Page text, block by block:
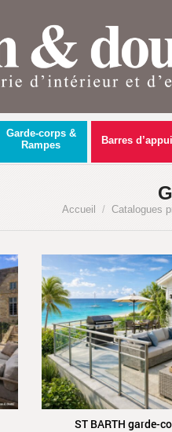
Garde-corps &
Rampes
Barres d’appui
Accueil / Catalogues
ST BARTH garde-